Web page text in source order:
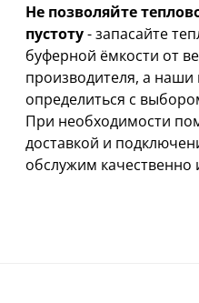
Не позволяйте
пустоту- запасайте
буферной ёмкости от
производителя, а наши
определиться с
При необходимости
доставкой и
обслужим качественно